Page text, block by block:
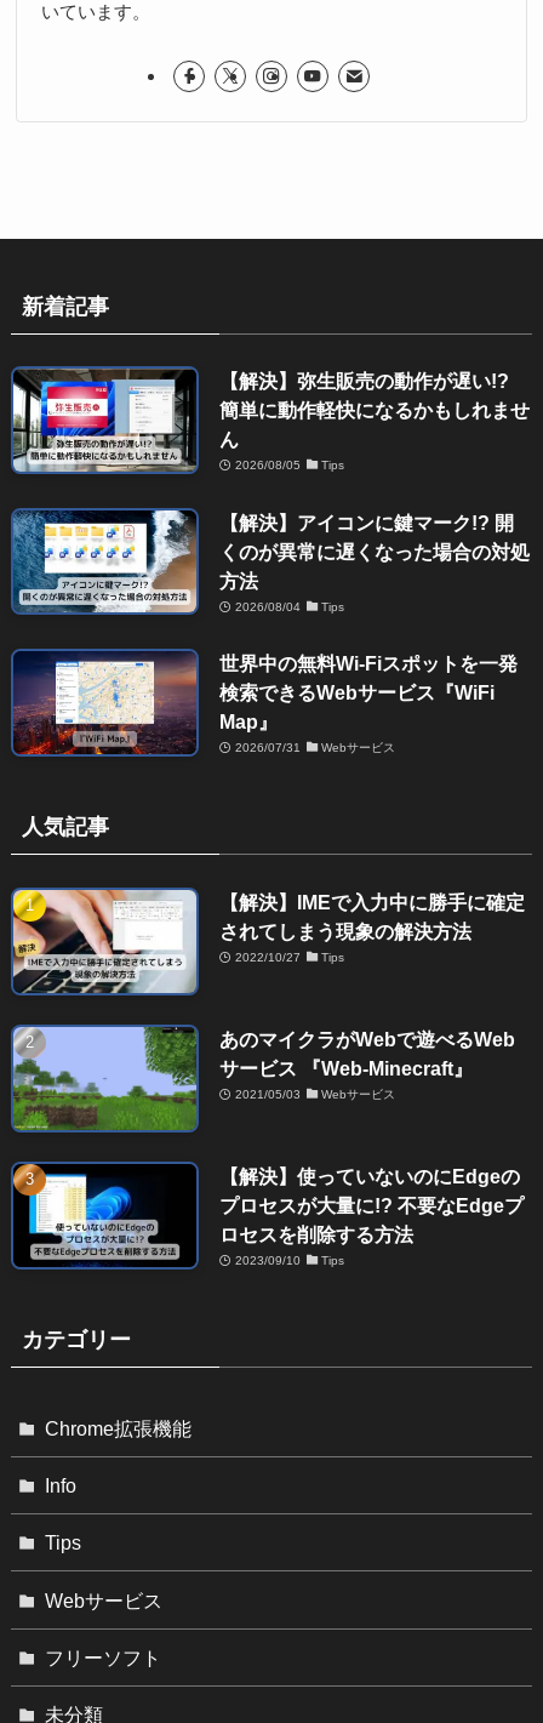
いています。
新着記事
【解決】弥生販売の動作が遅い!?
簡単に動作軽快になるかもしれませ
ん
2026/08/05 Tips
【解決】アイコンに鍵マーク!? 開
くのが異常に遅くなった場合の対処
方法
2026/08/04 Tips
世界中の無料Wi-Fiスポットを一発
検索できるWebサービス『WiFi
Map』
2026/07/31 Webサービス
人気記事
【解決】IMEで入力中に勝手に確定
されてしまう現象の解決方法
2022/10/27 Tips
あのマイクラがWebで遊べるWeb
サービス 『Web-Minecraft』
2021/05/03 Webサービス
【解決】使っていないのにEdgeの
プロセスが大量に!? 不要なEdgeプ
ロセスを削除する方法
2023/09/10 Tips
カテゴリー
Chrome拡張機能
Info
Tips
Webサービス
フリーソフト
未分類